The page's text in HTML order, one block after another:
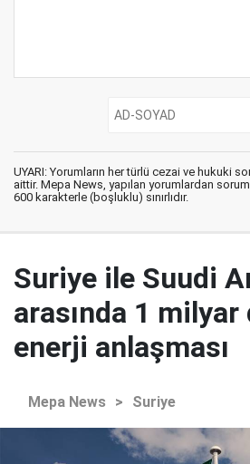
UYARI: Yorumların her türlü cezai ve hukuki
aittir. Mepa News, yapılan yorumlardan
600 karakterle (boşluklu) sınırlıdır.
Suriye ile Suudi
arasında 1 milyar
enerji anlaşması
Mepa News > Suriye